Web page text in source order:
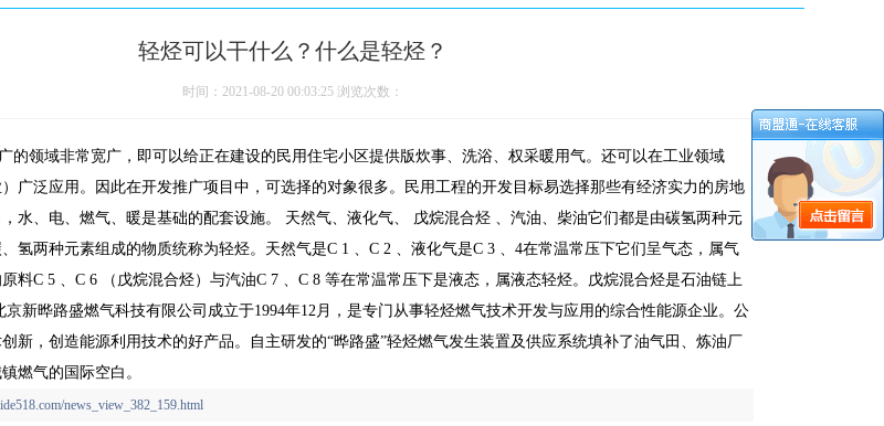
轻烃可以干什么？什么是轻烃？
时间：2021-08-20 00:03:25 浏览次数：
的领域非常宽广，即可以给正在建设的民用住宅小区提供版炊事、洗浴、权采暖用气。还可以在工业领域
）广泛应用。因此在开发推广项目中，可选择的对象很多。民用工程的开发目标易选择那些有经济实力的房地
水、电、燃气、暖是基础的配套设施。 天然气、液化气、 戊烷混合烃 、汽油、柴油它们都是由碳氢两种元
氢两种元素组成的物质统称为轻烃。天然气是C 1 、C 2 、液化气是C 3 、4在常温常压下它们呈气态，属气
料C 5 、C 6 （戊烷混合烃）与汽油C 7 、C 8 等在常温常压下是液态，属液态轻烃。戊烷混合烃是石油链上
新晔路盛燃气科技有限公司成立于1994年12月，是专门从事轻烃燃气技术开发与应用的综合性能源企业。公
新，创造能源利用技术的好产品。自主研发的“晔路盛”轻烃燃气发生装置及供应系统填补了油气田、炼油厂
燃气的国际空白。
news_view_382_159.html